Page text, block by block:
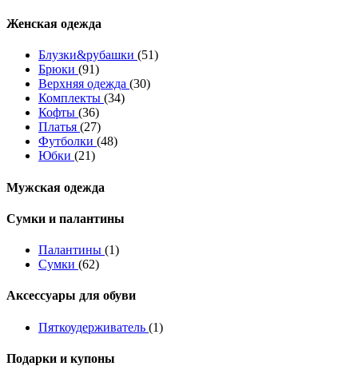
Женская одежда
Блузки&рубашки (51)
Брюки (91)
Верхняя одежда (30)
Комплекты (34)
Кофты (36)
Платья (27)
Футболки (48)
Юбки (21)
Мужская одежда
Сумки и палантины
Палантины (1)
Сумки (62)
Аксессуары для обуви
Пяткоудерживатель (1)
Подарки и купоны